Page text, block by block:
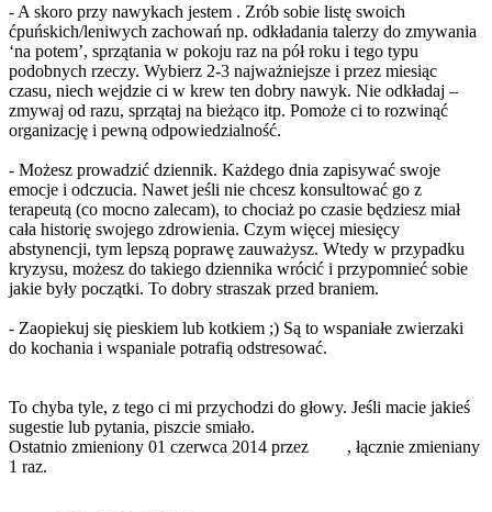
- A skoro przy nawykach jestem . Zrób sobie listę swoich
ćpuńskich/leniwych zachowań np. odkładania talerzy do zmywania
‘na potem’, sprzątania w pokoju raz na pół roku i tego typu
podobnych rzeczy. Wybierz 2-3 najważniejsze i przez miesiąc
czasu, niech wejdzie ci w krew ten dobry nawyk. Nie odkładaj –
zmywaj od razu, sprzątaj na bieżąco itp. Pomoże ci to rozwinąć
organizację i pewną odpowiedzialność.
- Możesz prowadzić dziennik. Każdego dnia zapisywać swoje
emocje i odczucia. Nawet jeśli nie chcesz konsultować go z
terapeutą (co mocno zalecam), to chociaż po czasie będziesz miał
cała historię swojego zdrowienia. Czym więcej miesięcy
abstynencji, tym lepszą poprawę zauważysz. Wtedy w przypadku
kryzysu, możesz do takiego dziennika wrócić i przypomnieć sobie
jakie były początki. To dobry straszak przed braniem.
- Zaopiekuj się pieskiem lub kotkiem ;) Są to wspaniałe zwierzaki
do kochania i wspaniale potrafią odstresować.
To chyba tyle, z tego ci mi przychodzi do głowy. Jeśli macie jakieś
sugestie lub pytania, piszcie smiało.
Ostatnio zmieniony 01 czerwca 2014 przez
, łącznie zmieniany
1 raz.